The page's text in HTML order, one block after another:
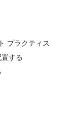
プラクティス
する